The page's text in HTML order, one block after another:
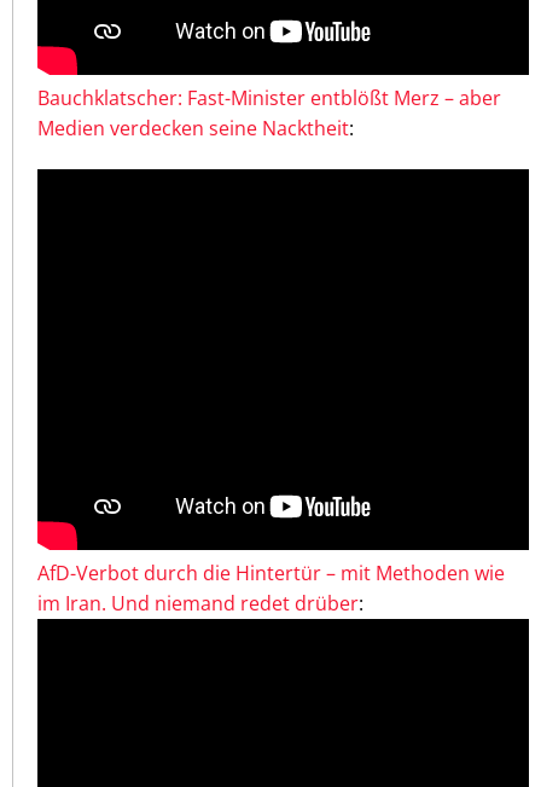
Bauchklatscher: Fast-Minister entblößt Merz – aber
Medien verdecken seine Nacktheit:
AfD-Verbot durch die Hintertür – mit Methoden wie
im Iran. Und niemand redet drüber: